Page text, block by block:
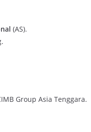
(AS).
Group Asia Tenggara.